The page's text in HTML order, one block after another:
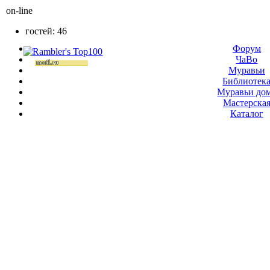
on-line
гостей: 46
Форум
ЧаВо
Муравьи
Муравьи
Мастерская
Каталог